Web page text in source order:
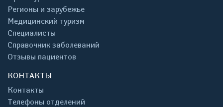
Регионы и зарубежье
Медицинский туризм
Специалисты
Справочник заболеваний
Отзывы пациентов
КОНТАКТЫ
Контакты
Телефоны отделений